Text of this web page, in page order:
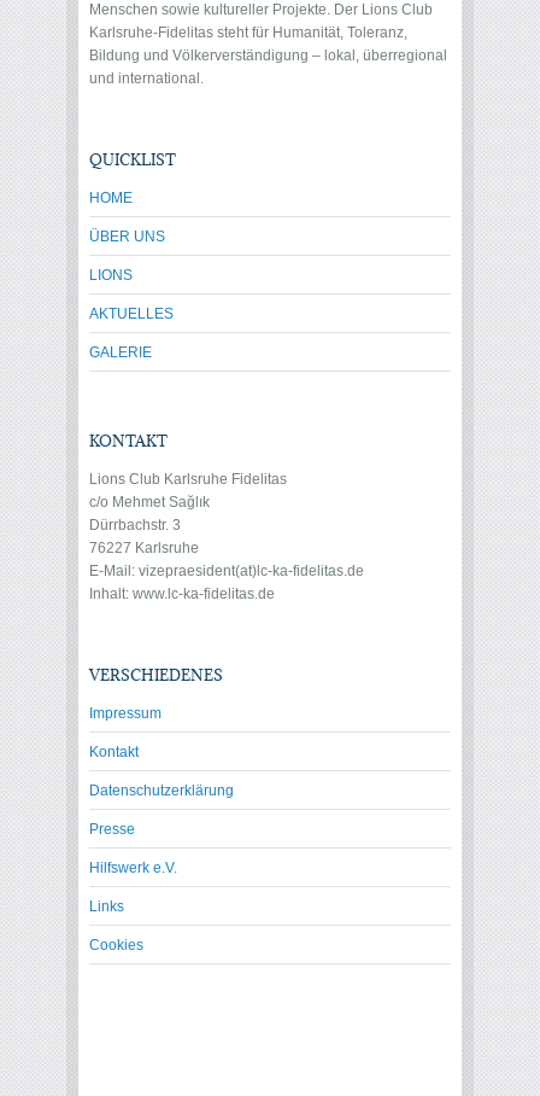
Menschen sowie kultureller Projekte. Der Lions Club
Karlsruhe-Fidelitas steht für Humanität, Toleranz,
Bildung und Völkerverständigung – lokal, überregional
und international.
QUICKLIST
HOME
ÜBER UNS
LIONS
AKTUELLES
GALERIE
KONTAKT
Lions Club Karlsruhe Fidelitas
c/o Mehmet Sağlık
Dürrbachstr. 3
76227 Karlsruhe
E-Mail: vizepraesident(at)lc-ka-fidelitas.de
Inhalt: www.lc-ka-fidelitas.de
VERSCHIEDENES
Impressum
Kontakt
Datenschutzerklärung
Presse
Hilfswerk e.V.
Links
Cookies